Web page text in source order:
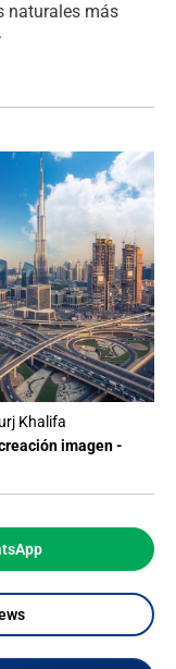
naturales más
Khalifa
imagen -